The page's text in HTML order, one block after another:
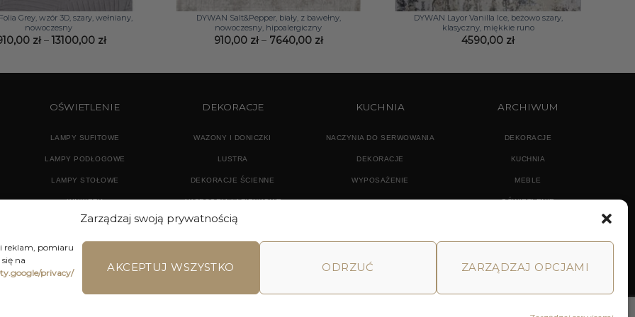
Zarządzaj swoją prywatnością
reklam, pomiaru
na
privacy/ AKCEPTUJ WSZYSTKO ODRZUĆ ZARZĄDZAJ OPCJAMI
Grey, wzór 3D, szary, wełniany,
nowoczesny
zł – 13100,00 złZakres
do
DYWAN Salt&Pepper, biały, z bawełny,
nowoczesny, hipoalergiczny
910,00 zł – 7640,00 złZakres
do
DYWAN Layor Vanilla Ice, beżowo szary,
klasyczny, miękkie runo
4590,00 zł
OŚWIETLENIE
LAMPY SUFITOWE
LAMPY PODŁOGOWE
LAMPY STOŁOWE
KINKIETY
DEKORACJE
WAZONY I DONICZKI
LUSTRA
DEKORACJE ŚCIENNE
AKCESORIA ŁAZIENKOWE
TEKSTYLIA
KUCHNIA
NACZYNIA DO SERWOWANIA
DEKORACJE
WYPOSAŻENIE
ARCHIWUM
DEKORACJE
KUCHNIA
MEBLE
OŚWIETLENIE